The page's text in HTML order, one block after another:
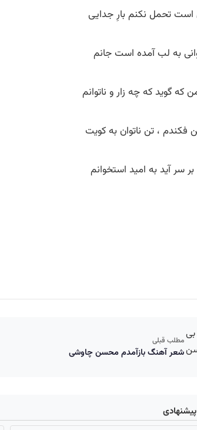
تحمل نکنم بارِ جدایی
به لب آمده‌ است جانم
که گوید که چه زار و ناتوانم
فکندم ، تن ناتوان به کویت
سر آید به امید استخوانم
مطلب قبلی
شعر آهنگ بازآمدم محسن چاوشی